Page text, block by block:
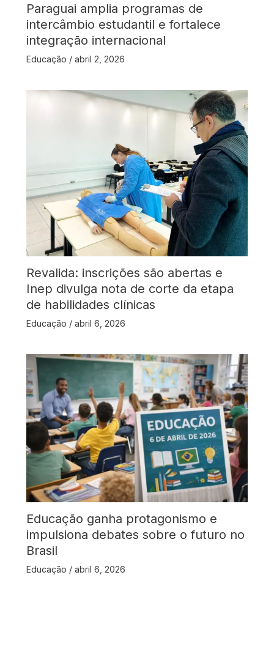
Paraguai amplia programas de
intercâmbio estudantil e fortalece
integração internacional
Educação / abril 2, 2026
Revalida: inscrições são abertas e
Inep divulga nota de corte da etapa
de habilidades clínicas
Educação / abril 6, 2026
Educação ganha protagonismo e
impulsiona debates sobre o futuro no
Brasil
Educação / abril 6, 2026